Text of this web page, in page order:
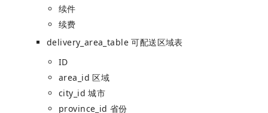
续件
续费
delivery_area_table 可配送区域表
ID
area_id 区域
city_id 城市
province_id 省份